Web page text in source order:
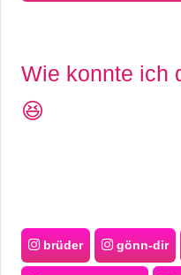
Wie konnte ich
😆
brüder gönn-dir